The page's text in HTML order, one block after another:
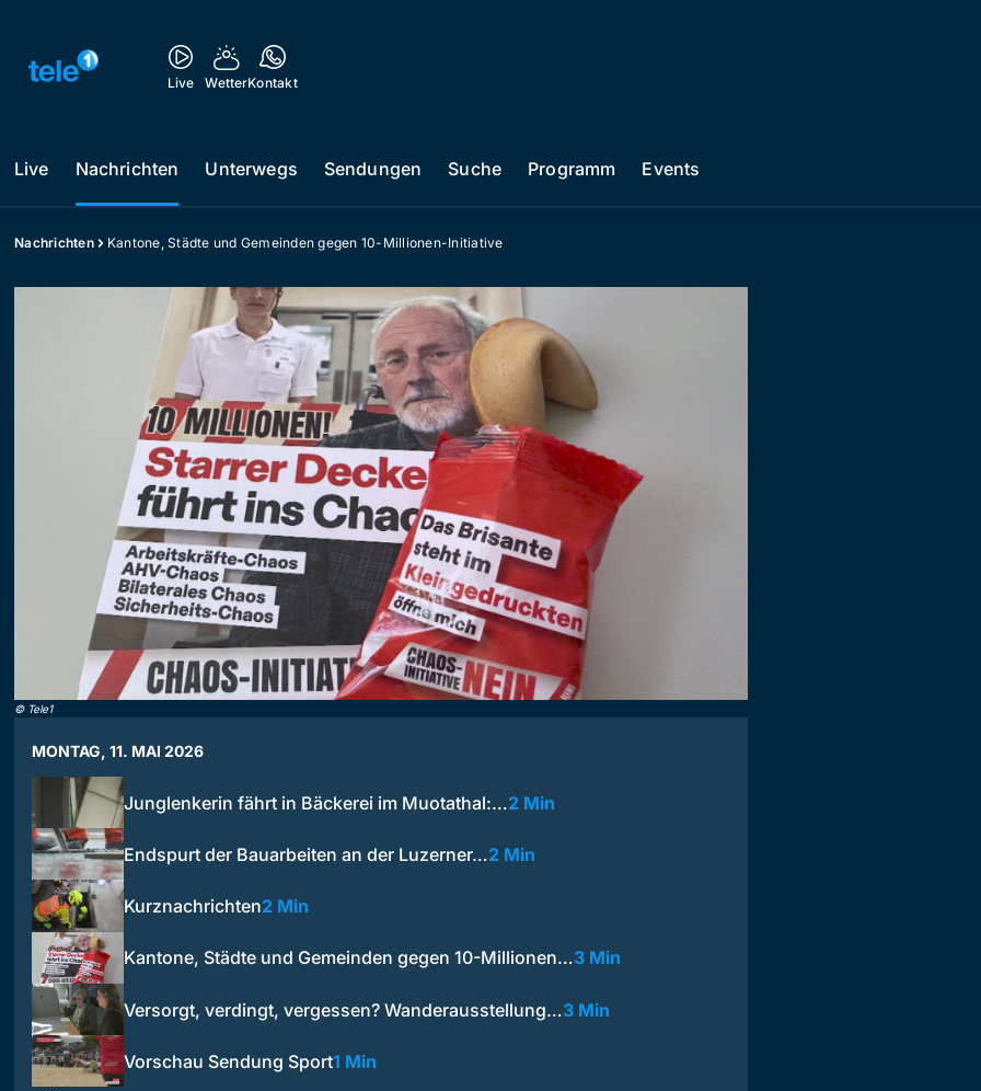
Live WetterKontakt
Live Nachrichten Unterwegs Sendungen Suche Programm Events
Nachrichten Kantone, Städte und Gemeinden gegen 10-Millionen-Initiative
© Tele1
MONTAG, 11. MAI 2026
Junglenkerin fährt in Bäckerei im Muotathal:…2 Min
Endspurt der Bauarbeiten an der Luzerner…2 Min
Kurznachrichten2 Min
Kantone, Städte und Gemeinden gegen 10-Millionen…3 Min
Versorgt, verdingt, vergessen? Wanderausstellung…3 Min
Vorschau Sendung Sport1 Min